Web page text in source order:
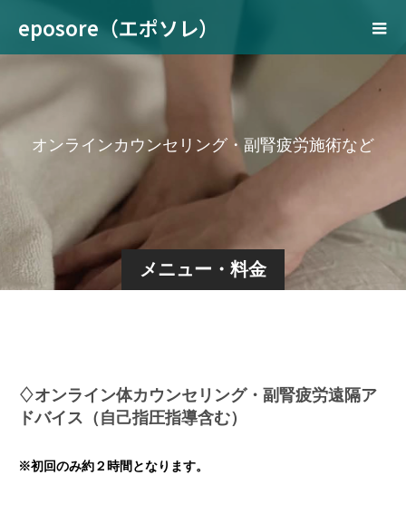
eposore（エポソレ）
メニュー・料金
オ ンラ イ ンカ ウ ンセ リ ング・ 副 腎疲労施術など
♢オンライン体カウンセリング・副腎疲労遠隔ア
ドバイス（自己指圧指導含む）
※初回のみ約２時間となります。